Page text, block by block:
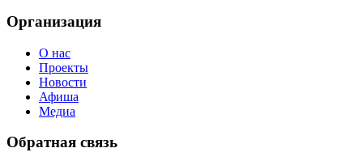
Организация
О нас
Проекты
Новости
Афиша
Медиа
Обратная связь